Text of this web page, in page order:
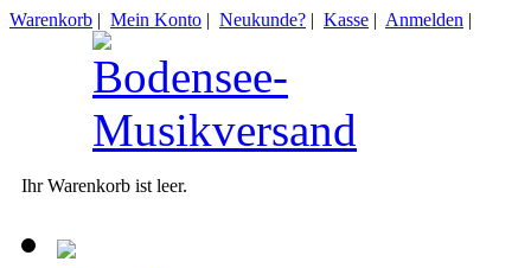
Warenkorb | Mein Konto | Neukunde? | Kasse | Anmelden |
Ihr Warenkorb ist leer.